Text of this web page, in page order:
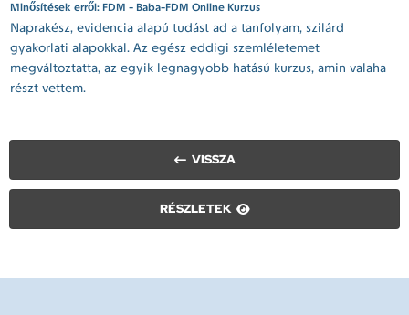
Minősítések erről: FDM - Baba-FDM Online Kurzus
Naprakész, evidencia alapú tudást ad a tanfolyam, szilárd
gyakorlati alapokkal. Az egész eddigi szemléletemet
megváltoztatta, az egyik legnagyobb hatású kurzus, amin valaha
részt vettem.
VISSZA
RÉSZLETEK